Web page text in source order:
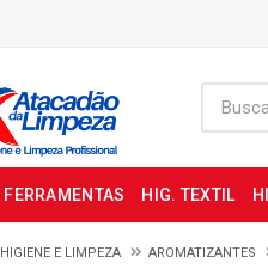
FERRAMENTAS HIG. TEXTIL
HIGIENE E LIMPEZA AROMATIZANTES